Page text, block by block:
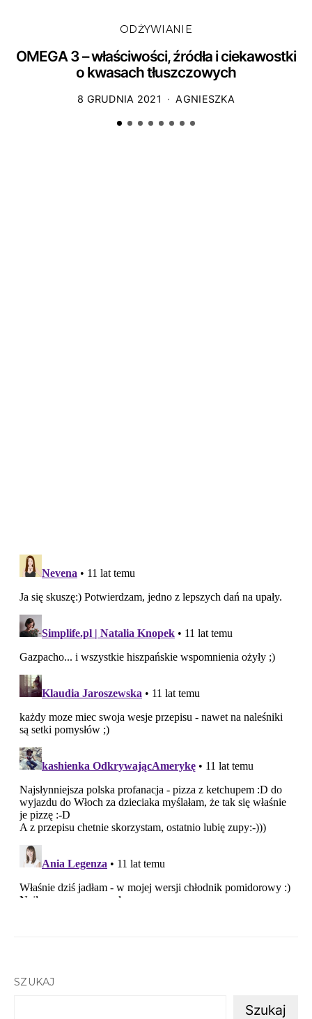
ODŻYWIANIE
OMEGA 3 – właściwości, źródła i ciekawostki
o kwasach tłuszczowych
8 GRUDNIA 2021 AGNIESZKA
SZUKAJ
Szukaj